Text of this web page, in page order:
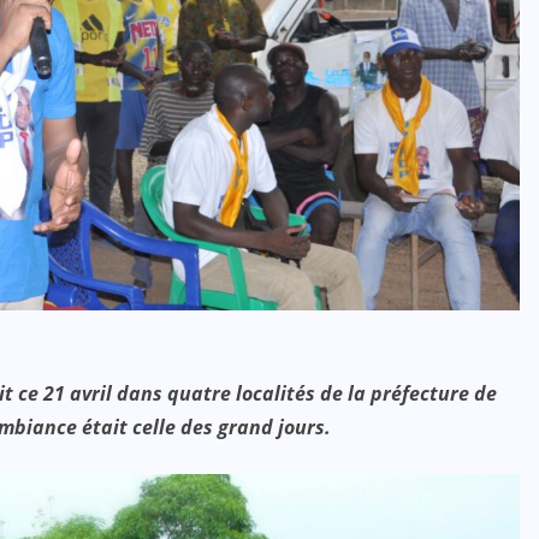
ce 21 avril dans quatre localités de la préfecture de
était celle des grand jours.